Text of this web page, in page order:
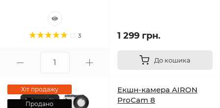
3 1 299 грн.
До кошика
Хіт продажу
Продано
Екшн-камера AIRON
ProCam 8